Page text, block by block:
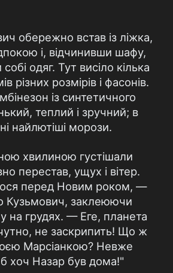
обережно встав із ліжка,
і, відчинивши шафу,
одяг. Тут висіло кілька
різних розмірів і фасонів.
із синтетичного
теплий і зручний; в
найлютіші морози.
хвилиною густішали
перестав, ущух і вітер.
перед Новим роком, —
Кузьмович, заклеюючи
на грудях. — Еге, планета
не заскрипить! Що ж
Марсіанкою? Невже
хоч Назар був дома!"